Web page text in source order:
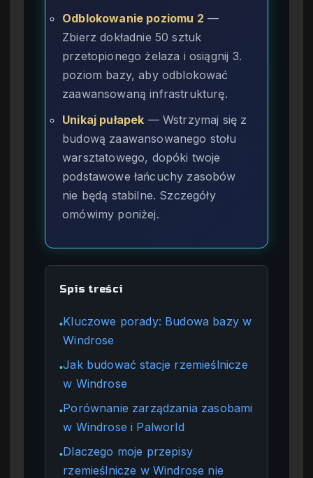
Odblokowanie poziomu 2 —
Zbierz dokładnie 50 sztuk
przetopionego żelaza i osiągnij 3.
poziom bazy, aby odblokować
zaawansowaną infrastrukturę.
Unikaj pułapek — Wstrzymaj się z
budową zaawansowanego stołu
warsztatowego, dopóki twoje
podstawowe łańcuchy zasobów
nie będą stabilne. Szczegóły
omówimy poniżej.
Spis treści
●Kluczowe porady: Budowa bazy w
Windrose
●Jak budować stacje rzemieślnicze
w Windrose
●Porównanie zarządzania zasobami
w Windrose i Palworld
●Dlaczego moje przepisy
rzemieślnicze w Windrose nie